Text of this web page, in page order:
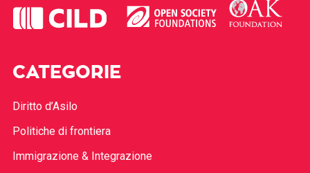
CATEGORIE
Diritto d’Asilo
Politiche di frontiera
Immigrazione & Integrazione